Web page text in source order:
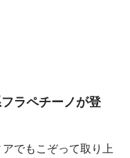
ラペチーノが登
でもこぞって取り上